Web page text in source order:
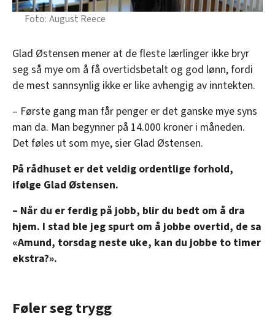
August Reece
Glad Østensen mener at de fleste lærlinger ikke bryr
seg så mye om å få overtidsbetalt og god lønn, fordi
de mest sannsynlig ikke er like avhengig av inntekten.
– Første gang man får penger er det ganske mye syns
man da. Man begynner på 14.000 kroner i måneden.
Det føles ut som mye, sier Glad Østensen.
På rådhuset er det veldig ordentlige forhold,
ifølge Glad Østensen.
– Når du er ferdig på jobb, blir du bedt om å dra
hjem. I stad ble jeg spurt om å jobbe overtid, de sa
«Amund, torsdag neste uke, kan du jobbe to timer
ekstra?».
Føler seg trygg